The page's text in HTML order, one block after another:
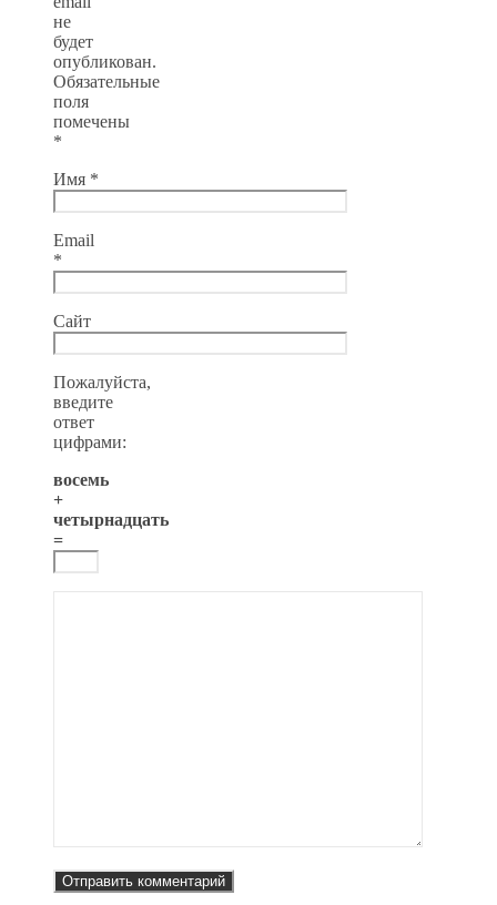
не
будет
опубликован.
Обязательные
поля
помечены
*
Имя *
Email
*
Сайт
Пожалуйста,
введите
ответ
цифрами:
восемь
+
четырнадцать
=